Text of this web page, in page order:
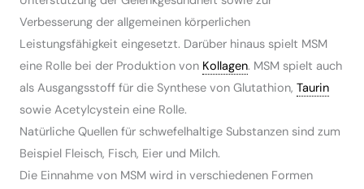
Verbesserung der allgemeinen körperlichen
Leistungsfähigkeit eingesetzt. Darüber hinaus spielt MSM
eine Rolle bei der Produktion von Kollagen. MSM spielt auch
als Ausgangsstoff für die Synthese von Glutathion, Taurin
sowie Acetylcystein eine Rolle.
Natürliche Quellen für schwefelhaltige Substanzen sind zum
Beispiel Fleisch, Fisch, Eier und Milch.
Die Einnahme von MSM wird in verschiedenen Formen